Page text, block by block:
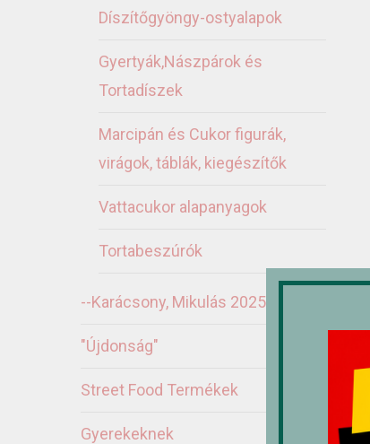
Díszítőgyöngy-ostyalapok
Gyertyák,Nászpárok és
Tortadíszek
Marcipán és Cukor figurák,
virágok, táblák, kiegészítők
Vattacukor alapanyagok
Tortabeszúrók
--Karácsony, Mikulás 2025
"Újdonság"
Street Food Termékek
Gyerekeknek